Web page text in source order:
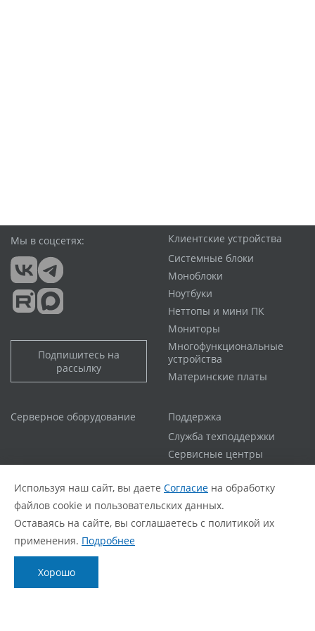
Мы в соцсетях:
Подпишитесь на
рассылку
Клиентские устройства
Системные блоки
Моноблоки
Ноутбуки
Неттопы и мини ПК
Мониторы
Многофункциональные
устройства
Материнские платы
Серверное оборудование
Поддержка
Служба техподдержки
Сервисные центры
Расширенная гарантия
Статус ремонта
FAQ
О компании
Используя наш сайт, вы даете Согласие на обработку
файлов cookie и пользовательских данных.
Оставаясь на сайте, вы соглашаетесь с политикой их
применения. Подробнее
Хорошо